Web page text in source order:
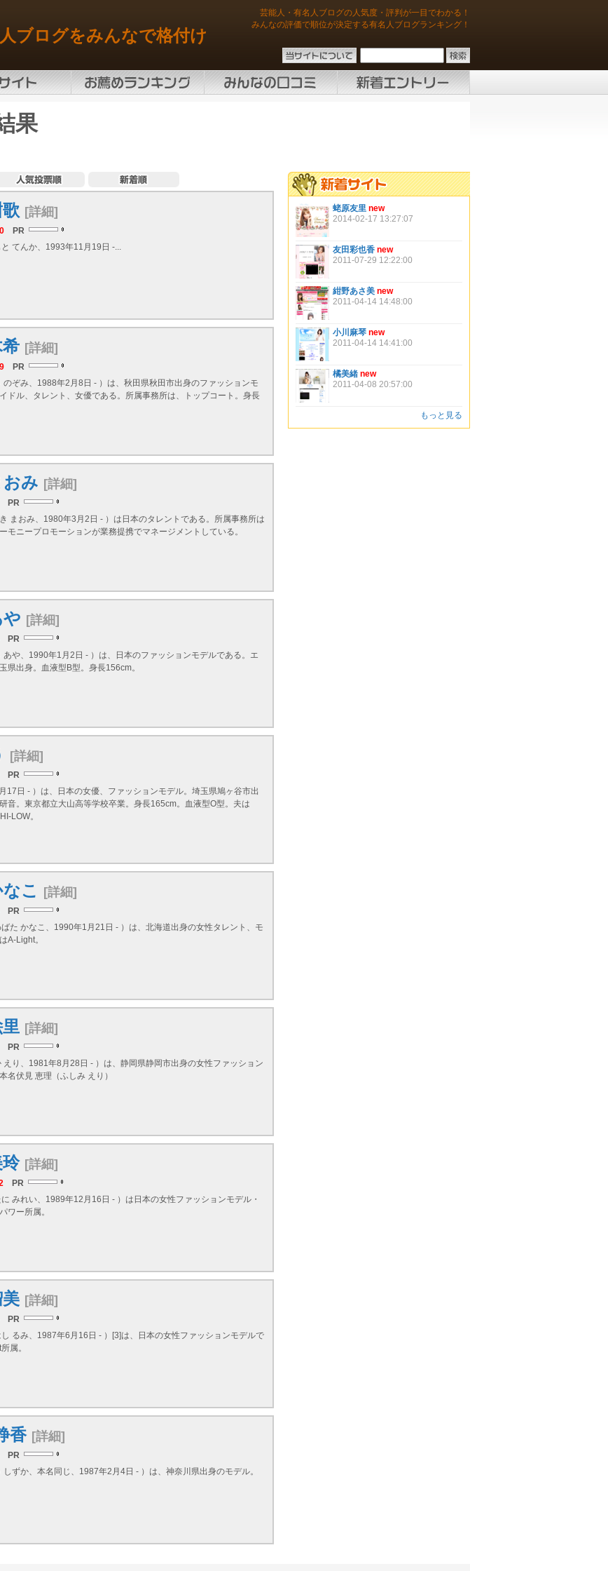
ブログをみんなで格付け
芸能人・有名人ブログの人気度・評判が一目でわかる！
みんなの評価で順位が決定する有名人ブログランキング！
果
[詳細]
PR
てんか、1993年11月19日 -...
[詳細]
PR
のぞみ、1988年2月8日 - ）は、秋田県秋田市出身のファッションモ
ドル、タレント、女優である。所属事務所は、トップコート。身長
み [詳細]
PR
まおみ、1980年3月2日 - ）は日本のタレントである。所属事務所は
モニープロモーションが業務提携でマネージメントしている。
[詳細]
PR
あや、1990年1月2日 - ）は、日本のファッションモデルである。エ
県出身。血液型B型。身長156cm。
[詳細]
PR
17日 - ）は、日本の女優、ファッションモデル。埼玉県鳩ヶ谷市出
音。東京都立大山高等学校卒業。身長165cm。血液型O型。夫は
LOW。
こ [詳細]
PR
た かなこ、1990年1月21日 - ）は、北海道出身の女性タレント、モ
A-Light。
[詳細]
PR
えり、1981年8月28日 - ）は、静岡県静岡市出身の女性ファッション
名伏見 恵理（ふしみ えり）
[詳細]
PR
みれい、1989年12月16日 - ）は日本の女性ファッションモデル・
ワー所属。
[詳細]
PR
るみ、1987年6月16日 - ）[3]は、日本の女性ファッションモデルで
属。
香 [詳細]
PR
ずか、本名同じ、1987年2月4日 - ）は、神奈川県出身のモデル。
蛯原友里 new
2014-02-17 13:27:07
友田彩也香 new
2011-07-29 12:22:00
紺野あさ美 new
2011-04-14 14:48:00
小川麻琴 new
2011-04-14 14:41:00
橘美緒 new
2011-04-08 20:57:00
もっと見る